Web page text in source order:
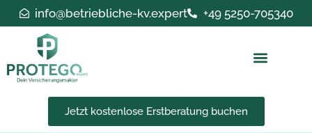
Inhalt
springen
info@betriebliche-kv.expert +49 5250-705340
Jetzt kostenlose Erstberatung buchen